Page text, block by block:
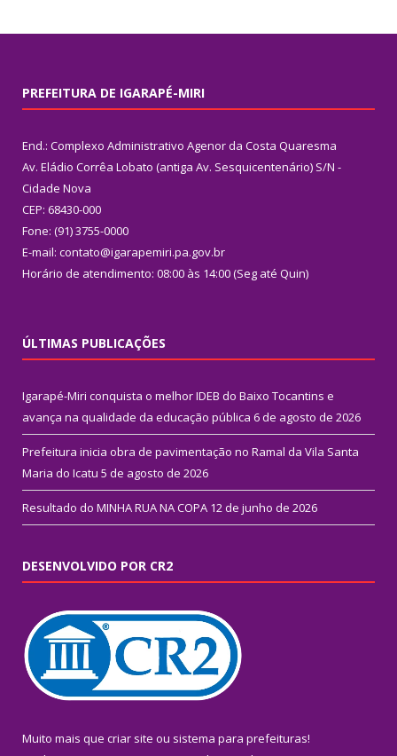
PREFEITURA DE IGARAPÉ-MIRI
End.: Complexo Administrativo Agenor da Costa Quaresma
Av. Eládio Corrêa Lobato (antiga Av. Sesquicentenário) S/N -
Cidade Nova
CEP: 68430-000
Fone: (91) 3755-0000
E-mail: contato@igarapemiri.pa.gov.br
Horário de atendimento: 08:00 às 14:00 (Seg até Quin)
ÚLTIMAS PUBLICAÇÕES
Igarapé-Miri conquista o melhor IDEB do Baixo Tocantins e
avança na qualidade da educação pública 6 de agosto de 2026
Prefeitura inicia obra de pavimentação no Ramal da Vila Santa
Maria do Icatu 5 de agosto de 2026
Resultado do MINHA RUA NA COPA 12 de junho de 2026
DESENVOLVIDO POR CR2
Muito mais que criar site ou sistema para prefeituras!